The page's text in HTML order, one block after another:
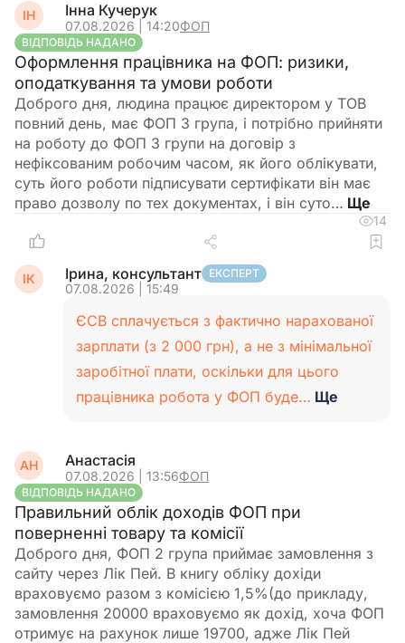
ІН Інна Кучерук
07.08.2026 | 14:20ФОП
ВІДПОВІДЬ НАДАНО
Оформлення працівника на ФОП: ризики,
оподаткування та умови роботи
Доброго дня, людина працює директором у ТОВ
повний день, має ФОП 3 група, і потрібно прийняти
на роботу до ФОП 3 групи на договір з
нефіксованим робочим часом, як його облікувати,
суть його роботи підписувати сертифікати він має
право дозволу по тех документах, і він суто…
14
ІК Ірина, консультант ЕКСПЕРТ
07.08.2026 | 15:49
ЄСВ сплачується з фактично нарахованої
зарплати (з 2 000 грн), а не з мінімальної
заробітної плати, оскільки для цього
працівника робота у ФОП буде… Ще
АН Анастасія
07.08.2026 | 13:56ФОП
ВІДПОВІДЬ НАДАНО
Правильний облік доходів ФОП при
поверненні товару та комісії
Доброго дня, ФОП 2 група приймає замовлення з
сайту через Лік Пей. В книгу обліку дохіди
враховуємо разом з комісією 1,5%(до прикладу,
замовлення 20000 враховуємо як дохід, хоча ФОП
отримує на рахунок лише 19700, адже Лік Пей